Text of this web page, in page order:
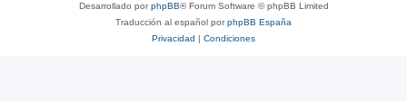
Desarrollado porphpBB® Forum Software © phpBB Limited
Traducción al español porphpBB España
Privacidad | Condiciones